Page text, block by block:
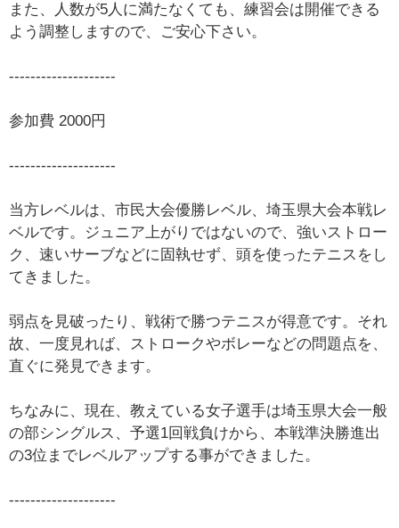
また、人数が5人に満たなくても、練習会は開催できる
よう調整しますので、ご安心下さい。
--------------------
参加費 2000円
--------------------
当方レベルは、市民大会優勝レベル、埼玉県大会本戦レ
ベルです。ジュニア上がりではないので、強いストロー
ク、速いサーブなどに固執せず、頭を使ったテニスをし
てきました。
弱点を見破ったり、戦術で勝つテニスが得意です。それ
故、一度見れば、ストロークやボレーなどの問題点を、
直ぐに発見できます。
ちなみに、現在、教えている女子選手は埼玉県大会一般
の部シングルス、予選1回戦負けから、本戦準決勝進出
の3位までレベルアップする事ができました。
--------------------